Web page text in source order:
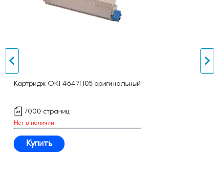
Картридж OKI 46471105 оригинальный
7000 страниц
Нет в наличии
Купить